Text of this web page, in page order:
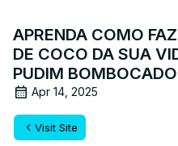
APRENDA COMO
DE COCO DA SUA
PUDIM
Apr 14, 2025
Visit Site